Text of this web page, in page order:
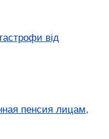
від
пенсия лицам,